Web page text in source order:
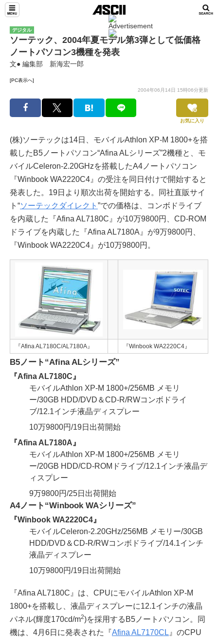
デジタル
ソーテック、2004年夏モデル第3弾として低価格
ノートパソコン3機種を発表
文● 編集部 新海宏一郎
[PC表示へ]
2004年06月14日 15時06分更新
お気に入り
(株)ソーテックは14日、モバイルAthlon XP-M 1800+を搭
載したB5ノートパソコン“Afina ALシリーズ”2機種と、モ
バイルCeleron-2.20GHzを搭載したA4ノートパソコン
『Winbook WA2220C4』の受注を同日付けで開始すると
発表した。19日より順次出荷を開始する。同社直販サイ
ト“ソーテックダイレクト ”での価格は、コンボドライブ
を内蔵した『Afina AL7180C』が10万9800円、CD-ROM
ドライブを内蔵した『Afina AL7180A』が9万9800円、
『Winbook WA2220C4』が10万9800円。
『Afina AL7180C/AL7180A』 『Winbook WA2220C4』
B5ノート“Afina ALシリーズ”
『Afina AL7180C』
モバイルAthlon XP-M 1800+/256MB メモリ
ー/30GB HDD/DVD＆CD-R/RWコンボドライ
ブ/12.1インチ液晶ディスプレー
10万9800円/19日出荷開始
『Afina AL7180A』
モバイルAthlon XP-M 1800+/256MB メモリ
ー/20GB HDD/CD-ROMドライブ/12.1インチ液晶デ
ィスプレー
9万9800円/25日出荷開始
A4ノート“Winbook WAシリーズ”
『Winbook WA2220C4』
モバイルCeleron-2.20GHz/256MB メモリー/30GB
HDD/DVD＆CD-R/RWコンボドライブ/14.1インチ
液晶ディスプレー
10万9800円/19日出荷開始
『Afina AL7180C』は、CPUにモバイルAthlon XP-M
1800+を搭載し、液晶ディスプレーに12.1インチの液晶
パネル(輝度170cd/m2)を採用するB5ノートパソコン。同
機は、4月6日に発表された『Afina AL7170CL 』のCPU